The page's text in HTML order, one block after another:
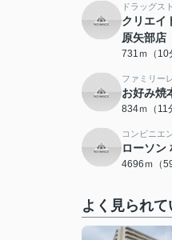
ドラッグス
クリエイ
原矢部店
731ｍ（10
ファミリー
お好み焼
834ｍ（11
コンビニエ
ローソン
4696ｍ（59
よく見られ